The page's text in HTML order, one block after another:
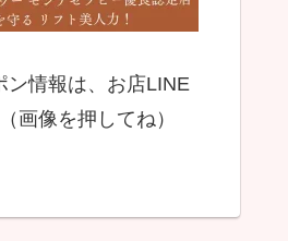
ン情報は、お店LINE
画像を押してね）